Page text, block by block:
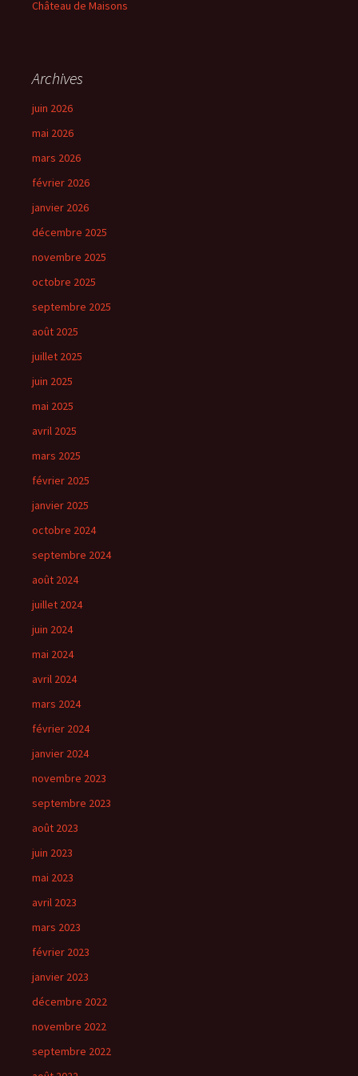
Château de Maisons
Archives
juin 2026
mai 2026
mars 2026
février 2026
janvier 2026
décembre 2025
novembre 2025
octobre 2025
septembre 2025
août 2025
juillet 2025
juin 2025
mai 2025
avril 2025
mars 2025
février 2025
janvier 2025
octobre 2024
septembre 2024
août 2024
juillet 2024
juin 2024
mai 2024
avril 2024
mars 2024
février 2024
janvier 2024
novembre 2023
septembre 2023
août 2023
juin 2023
mai 2023
avril 2023
mars 2023
février 2023
janvier 2023
décembre 2022
novembre 2022
septembre 2022